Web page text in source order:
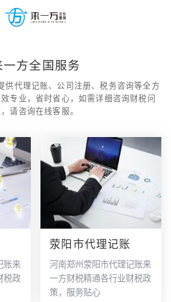
一方全国服务
供代理记账、公司注册、税务咨询等全方
专业，省时省心，如需详细咨询财税问
请咨询在线客服。
账来
税政
荥阳市代理记账
河南郑州荥阳市代理记账来
一方财税精通各行业财税政
策，服务贴心